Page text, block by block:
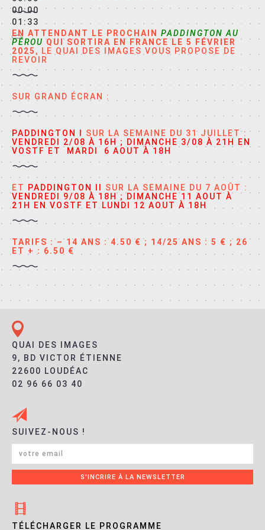
00:00
01:33
EN ATTENDANT LE PROCHAIN PADDINGTON AU
PÉROU QUI SORTIRA EN FRANCE LE 5 FÉVRIER
2025 , LE QUAI DES IMAGES VOUS PROPOSE DE
REVOIR
SUR GRAND ÉCRAN :
PADDINGTON I SUR LA SEMAINE DU 31 JUILLET :
VENDREDI 2/08 À 16H ; DIMANCHE 3/08 À 21H EN
VOSTF ET MARDI 6 AOUT À 18H
ET PADDINGTON II
SUR LA SEMAINE DU 7 AOÛT :
VENDREDI 9/08 À 18H ; DIMANCHE 11 AOUT À
21H EN VOSTF ET LUNDI 12 AOUT À 18H
TARIFS : – 14 ANS : 4.50 € ; 14/25 ANS : 5 € ; 26
ET + : 6.50 €
QUAI DES IMAGES
9, BD VICTOR ÉTIENNE
22600 LOUDÉAC
02 96 66 03 40
SUIVEZ-NOUS !
TÉLÉCHARGER LE PROGRAMME